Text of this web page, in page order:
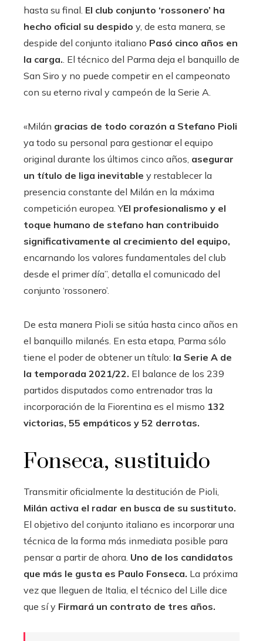
hasta su final. El club conjunto ‘rossonero’ ha
hecho oficial su despido y, de esta manera, se
despide del conjunto italiano Pasó cinco años en
la carga. . El técnico del Parma deja el banquillo de
San Siro y no puede competir en el campeonato
con su eterno rival y campeón de la Serie A.
«Milán gracias de todo corazón a Stefano Pioli
ya todo su personal para gestionar el equipo
original durante los últimos cinco años, asegurar
un título de liga inevitable y restablecer la
presencia constante del Milán en la máxima
competición europea. YEl profesionalismo y el
toque humano de stefano han contribuido
significativamente al crecimiento del equipo,
encarnando los valores fundamentales del club
desde el primer día”, detalla el comunicado del
conjunto ‘rossonero’.
De esta manera Pioli se sitúa hasta cinco años en
el banquillo milanés. En esta etapa, Parma sólo
tiene el poder de obtener un título: la Serie A de
la temporada 2021/22. El balance de los 239
partidos disputados como entrenador tras la
incorporación de la Fiorentina es el mismo 132
victorias, 55 empáticos y 52 derrotas.
Fonseca, sustituido
Transmitir oficialmente la destitución de Pioli,
Milán activa el radar en busca de su sustituto.
El objetivo del conjunto italiano es incorporar una
técnica de la forma más inmediata posible para
pensar a partir de ahora. Uno de los candidatos
que más le gusta es Paulo Fonseca. La próxima
vez que lleguen de Italia, el técnico del Lille dice
que sí y Firmará un contrato de tres años.